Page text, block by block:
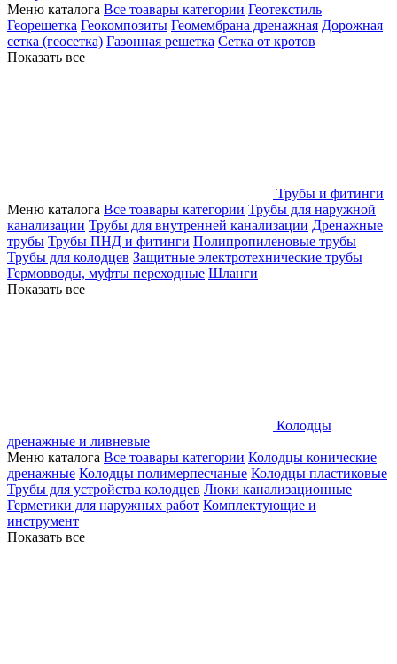
Меню каталога Все тоавары категории Геотекстиль
Георешетка Геокомпозиты Геомембрана дренажная Дорожная
сетка (геосетка) Газонная решетка Сетка от кротов
Показать все
Трубы и фитинги
Меню каталога Все тоавары категории Трубы для наружной
канализации Трубы для внутренней канализации Дренажные
трубы Трубы ПНД и фитинги Полипропиленовые трубы
Трубы для колодцев Защитные электротехнические трубы
Гермовводы, муфты переходные Шланги
Показать все
Колодцы
дренажные и ливневые
Меню каталога Все тоавары категории Колодцы конические
дренажные Колодцы полимерпесчаные Колодцы пластиковые
Трубы для устройства колодцев Люки канализационные
Герметики для наружных работ Комплектующие и
инструмент
Показать все